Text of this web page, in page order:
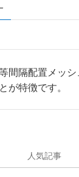
間隔配置メッ
特徴です。
人気記事